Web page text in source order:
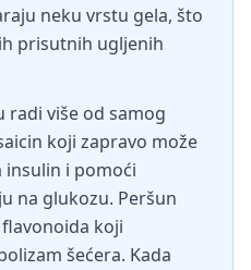
neku vrstu gela, što
prisutnih ugljenih
radi više od samog
koji zapravo može
i pomoći
na glukozu. Peršun
koji
šećera. Kada